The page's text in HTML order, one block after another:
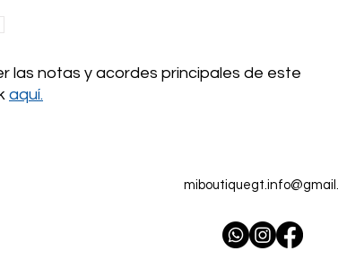
las notas y acordes principales de este
aquí.